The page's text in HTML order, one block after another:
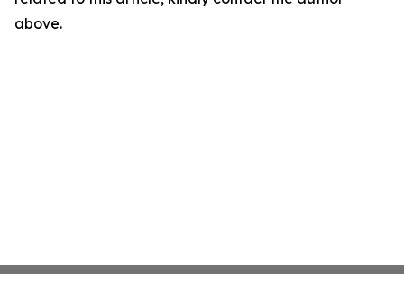
above.